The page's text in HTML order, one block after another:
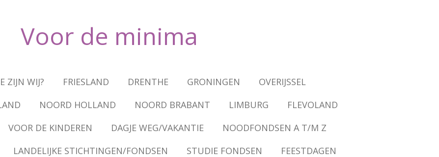
Voor de minima
ZIJN WIJ? FRIESLAND DRENTHE GRONINGEN
OVERIJSSEL
NOORD HOLLAND NOORD BRABANT LIMBURG
FLEVOLAND
VOOR DE KINDEREN DAGJE WEG/VAKANTIE
NOODFONDSEN A T/M Z
LANDELIJKE STICHTINGEN/FONDSEN STUDIE FONDSEN
FEESTDAGEN